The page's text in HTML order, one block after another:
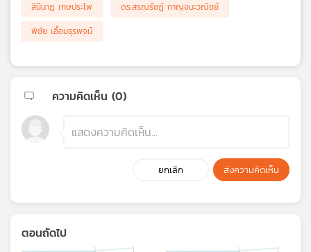
สินีนาฏ เกษประไพ
ดร.สรณรัชฎ์ กาญจนะวณิชย์
พิชัย เอื้อมธุรพจน์
ความคิดเห็น (0)
ยกเลิก ส่งความคิดเห็น
ตอนถัดไป